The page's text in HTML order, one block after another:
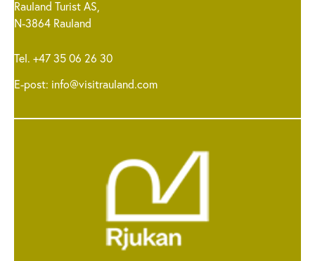
Rauland Turist AS,
N-3864 Rauland
Tel. +47 35 06 26 30
E-post: info@visitrauland.com